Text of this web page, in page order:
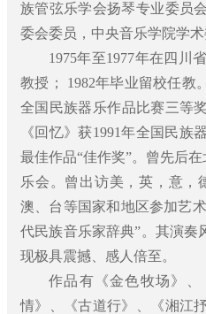
族管弦乐学会扬琴专业委员
委会委员，中央音乐学院学
1975年至1977年在四川
教授； 1982年毕业留校任教
全国民族器乐作品比赛三等
《回忆》获1991年全国民
最佳作品“佳作奖”。曾先后
乐会。曾出访美，英，意，
澳、台等国家和地区参加艺
代民族音乐家辞典”。其演奏
现极具震撼、感人倍至。
作品有《金色牧场》
情》、《古道行》、《湘江